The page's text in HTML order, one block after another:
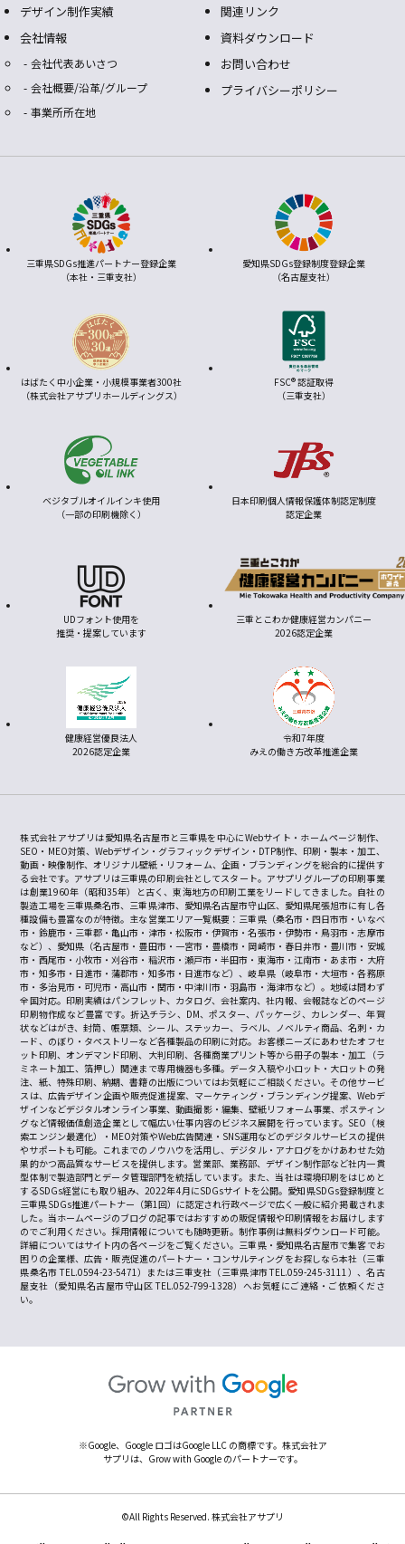
デザイン制作実績
会社情報
会社代表あいさつ
会社概要/沿革/グループ
事業所所在地
関連リンク
資料ダウンロード
お問い合わせ
プライバシーポリシー
三重県SDGs推進パートナー登録企業
（本社・三重支社）
愛知県SDGs登録制度登録企業
（名古屋支社）
はばたく中小企業・小規模事業者300社
（株式会社アサプリホールディングス）
FSC® 認証取得
（三重支社）
ベジタブルオイルインキ使用
（一部の印刷機除く）
日本印刷個人情報保護体制認定制度
認定企業
UDフォント使用を
推奨・提案しています
三重とこわか健康経営カンパニー
2026認定企業
健康経営優良法人
2026認定企業
令和7年度
みえの働き方改革推進企業
株式会社アサプリは愛知県名古屋市と三重県を中心にWebサイト・ホームページ制作、
SEO・MEO対策、Webデザイン・グラフィックデザイン・DTP制作、印刷・製本・加工、
動画・映像制作、オリジナル壁紙・リフォーム、企画・ブランディングを総合的に提供す
る会社です。アサプリは三重県の印刷会社としてスタート。アサプリグループの印刷事業
は創業1960年（昭和35年）と古く、東海地方の印刷工業をリードしてきました。自社の
製造工場を三重県桑名市、三重県津市、愛知県名古屋市守山区、愛知県尾張旭市に有し各
種設備も豊富なのが特徴。主な営業エリア一覧概要：三重県（桑名市・四日市市・いなべ
市・鈴鹿市・三重郡・亀山市・津市・松阪市・伊賀市・名張市・伊勢市・鳥羽市・志摩市
など）、愛知県（名古屋市・豊田市・一宮市・豊橋市・岡崎市・春日井市・豊川市・安城
市・西尾市・小牧市・刈谷市・稲沢市・瀬戸市・半田市・東海市・江南市・あま市・大府
市・知多市・日進市・蒲郡市・知多市・日進市など）、岐阜県（岐阜市・大垣市・各務原
市・多治見市・可児市・高山市・関市・中津川市・羽島市・海津市など）。地域は問わず
全国対応。印刷実績はパンフレット、カタログ、会社案内、社内報、会報誌などのページ
印刷物作成など豊富です。折込チラシ、DM、ポスター、パッケージ、カレンダー、年賀
状などはがき、封筒、帳票類、シール、ステッカー、ラベル、ノベルティ商品、名刺・カ
ード、のぼり・タペストリーなど各種製品の印刷に対応。お客様ニーズにあわせたオフセ
ット印刷、オンデマンド印刷、大判印刷、各種商業プリント等から冊子の製本・加工（ラ
ミネート加工、箔押し）関連まで専用機器も多種。データ入稿や小ロット・大ロットの発
注、紙、特殊印刷、納期、書籍の出版についてはお気軽にご相談ください。その他サービ
スは、広告デザイン企画や販売促進提案、マーケティング・ブランディング提案、Webデ
ザインなどデジタルオンライン事業、動画撮影・編集、壁紙リフォーム事業、ポスティン
グなど情報価値創造企業として幅広い仕事内容のビジネス展開を行っています。SEO（検
索エンジン最適化）・MEO対策やWeb広告関連・SNS運用などのデジタルサービスの提供
やサポートも可能。これまでのノウハウを活用し、デジタル・アナログをかけあわせた効
果的かつ高品質なサービスを提供します。営業部、業務部、デザイン制作部など社内一貫
型体制で製造部門とデータ管理部門を統括しています。また、当社は環境印刷をはじめと
するSDGs経営にも取り組み、2022年4月にSDGsサイトを公開。愛知県SDGs登録制度と
三重県SDGs推進パートナー（第1回）に認定され行政ページで広く一般に紹介掲載されま
した。当ホームページのブログの記事ではおすすめの販促情報や印刷情報をお届けします
のでご利用ください。採用情報についても随時更新。制作事例は無料ダウンロード可能。
詳細についてはサイト内の各ページをご覧ください。三重県・愛知県名古屋市で集客でお
困りの企業様、広告・販売促進のパートナー・コンサルティングをお探しなら本社（三重
県桑名市 TEL.0594-23-5471）または三重支社（三重県津市 TEL.059-245-3111）、名古
屋支社（愛知県名古屋市守山区 TEL.052-799-1328）へお気軽にご連絡・ご依頼くださ
い。
※Google、Google ロゴはGoogle LLC の商標です。株式会社ア
サプリは、Grow with Google のパートナーです。
©All Rights Reserved. 株式会社アサプリ